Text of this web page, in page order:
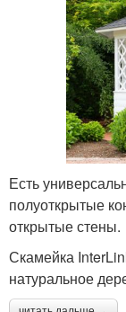
Есть
полуоткрытые
открытые стены.
Скамейка
натуральное